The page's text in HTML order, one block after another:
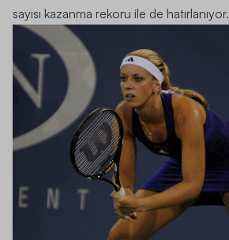
sayısı kazanma rekoru ile de hatırlanıyor.